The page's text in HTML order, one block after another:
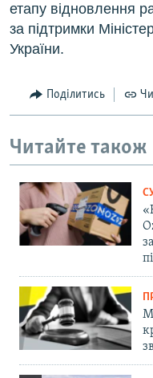
етапу відновлення
за підтримки
України.
Поділитись
Читайте також